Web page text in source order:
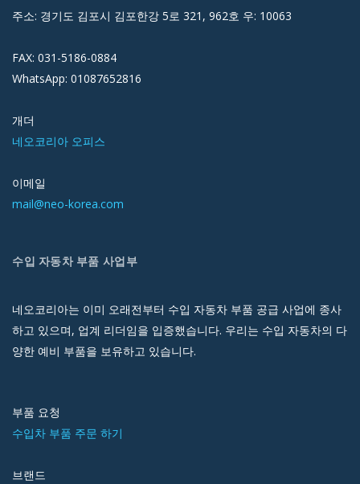
주소: 경기도 김포시 김포한강 5로 321, 962호 우: 10063
FAX: 031-5186-0884
WhatsApp: 01087652816
개더
네오코리아 오피스
이메일
mail@neo-korea.com
수입 자동차 부품 사업부
네오코리아는 이미 오래전부터 수입 자동차 부품 공급 사업에 종사
하고 있으며, 업계 리더임을 입증했습니다. 우리는 수입 자동차의 다
양한 예비 부품을 보유하고 있습니다.
부품 요청
수입차 부품 주문 하기
브랜드